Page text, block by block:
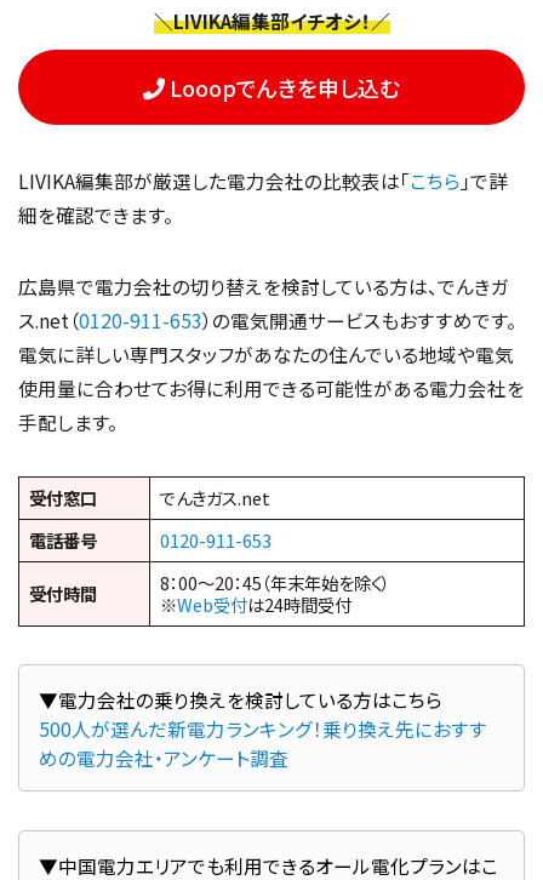
＼LIVIKA編集部イチオシ！／
Looopでんきを申し込む
LIVIKA編集部が厳選した電力会社の比較表は「こちら 」で詳
細を確認できます。
広島県で電力会社の切り替えを検討している方は、でんきガ
ス.net（0120-911-653）の電気開通サービスもおすすめです。
電気に詳しい専門スタッフがあなたの住んでいる地域や電気
使用量に合わせてお得に利用できる可能性がある電力会社を
手配します。
受付窓口
でんきガス.net
電話番号
0120-911-653
受付時間
8：00～20：45（年末年始を除く）
※Web受付は24時間受付
500人が選んだ新電力ランキング！乗り換え先におすす
めの電力会社・アンケート調査
▼中国電力エリアでも利用できるオール電化プランはこ